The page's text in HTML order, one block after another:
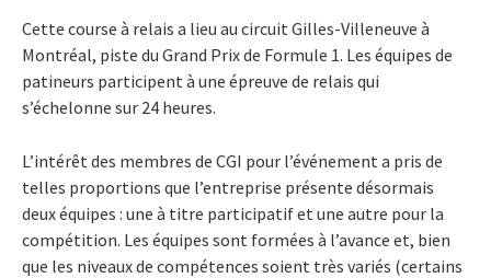
Cette course à relais a lieu au circuit Gilles-Villeneuve à
Montréal, piste du Grand Prix de Formule 1. Les équipes de
patineurs participent à une épreuve de relais qui
s’échelonne sur 24 heures.
L’intérêt des membres de CGI pour l’événement a pris de
telles proportions que l’entreprise présente désormais
deux équipes : une à titre participatif et une autre pour la
compétition. Les équipes sont formées à l’avance et, bien
que les niveaux de compétences soient très variés (certains